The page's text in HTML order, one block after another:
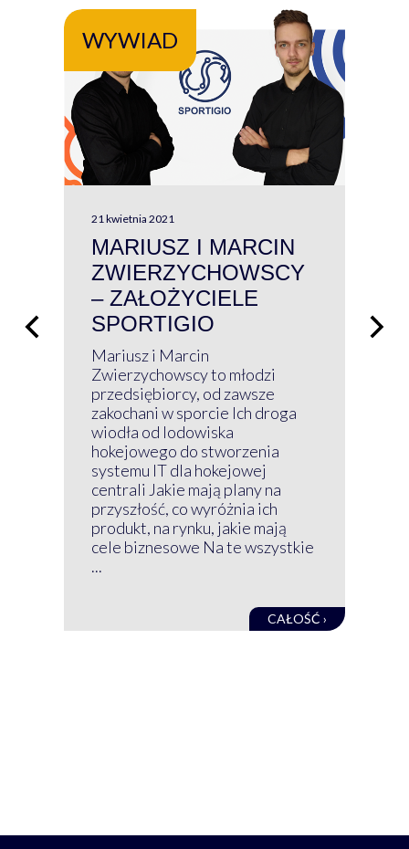
WYWIAD
21 kwietnia 2021
MARIUSZ I MARCIN
ZWIERZYCHOWSCY
– ZAŁOŻYCIELE
SPORTIGIO
Mariusz i Marcin
Zwierzychowscy to młodzi
przedsiębiorcy, od zawsze
zakochani w sporcie Ich droga
wiodła od lodowiska
hokejowego do stworzenia
systemu IT dla hokejowej
centrali Jakie mają plany na
przyszłość, co wyróżnia ich
produkt, na rynku, jakie mają
cele biznesowe Na te wszystkie
...
CAŁOŚĆ ›